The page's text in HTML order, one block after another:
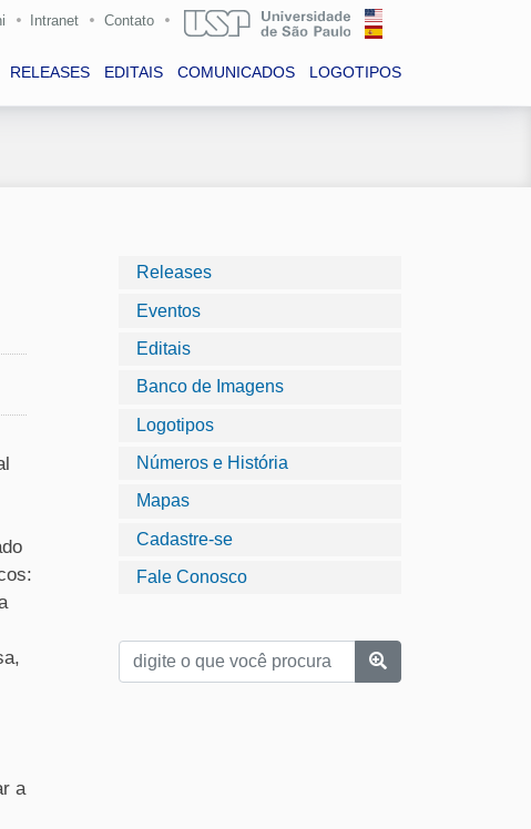
Intranet Contato
RELEASES EDITAIS COMUNICADOS LOGOTIPOS
a
Releases
Eventos
Editais
Banco de Imagens
Logotipos
Números e História
Mapas
Cadastre-se
Fale Conosco